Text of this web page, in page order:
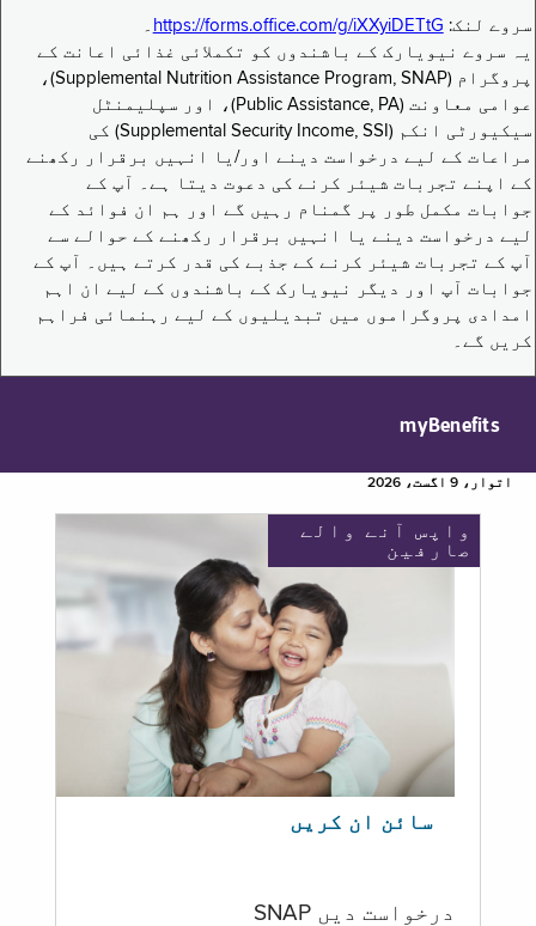
سروے لنک: https://forms.office.com/g/iXXyiDETtG ۔
یہ سروے نیویارک کے باشندوں کو تکملائی غذائی اعانت کے
پروگرام (Supplemental Nutrition Assistance Program, SNAP)،
عوامی معاونت (Public Assistance, PA)، اور سپلیمنٹل
سیکیورٹی انکم (Supplemental Security Income, SSI) کی
مراعات کے لیے درخواست دینے اور/یا انہیں برقرار رکھنے
کے اپنے تجربات شیئر کرنے کی دعوت دیتا ہے۔ آپ کے
جوابات مکمل طور پر گمنام رہیں گے اور ہم ان فوائد کے
لیے درخواست دینے یا انہیں برقرار رکھنے کے حوالے سے
آپ کے تجربات شیئر کرنے کے جذبے کی قدر کرتے ہیں۔ آپ کے
جوابات آپ اور دیگر نیویارک کے باشندوں کے لیے ان اہم
امدادی پروگراموں میں تبدیلیوں کے لیے رہنمائی فراہم
کریں گے۔
myBenefits
اتوار، 9 اگست، 2026
واپس آنے والے
صارفین
سائن ان کریں
درخواست دیں SNAP